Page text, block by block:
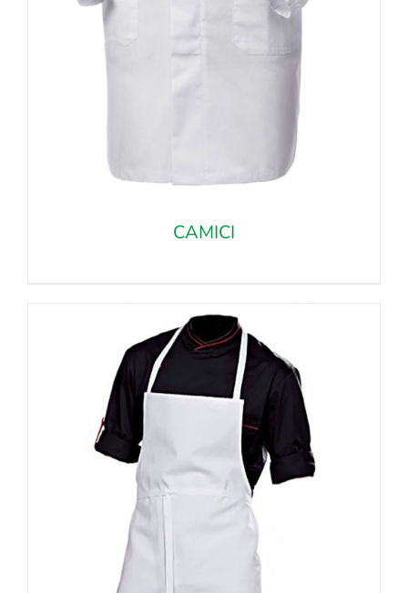
CAMICI